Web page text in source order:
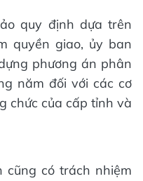
quy định dựa trên
quyền giao, ủy ban
phương án phân
năm đối với các cơ
chức của cấp tỉnh và
có trách nhiệm